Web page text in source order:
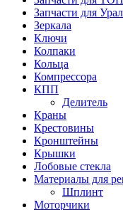
Запчасти для
Зеркала
Ключи
Колпаки
Кольца
Компрессора
КПП
Делитель
Краны
Крестовины
Кронштейны
Крышки
Лобовые стекла
Материалы для
Шплинт
Моторчики